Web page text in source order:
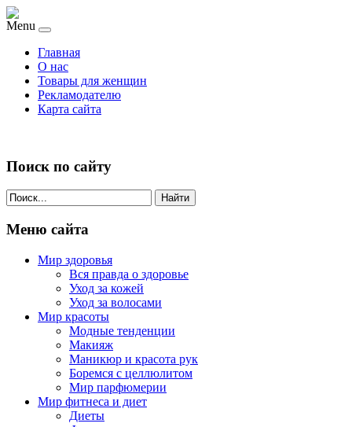
Menu
Главная
О нас
Товары для женщин
Рекламодателю
Карта сайта
Поиск по сайту
Найти
Меню сайта
Мир здоровья
Вся правда о здоровье
Уход за кожей
Уход за волосами
Мир красоты
Модные тенденции
Макияж
Маникюр и красота рук
Боремся с целлюлитом
Мир парфюмерии
Мир фитнеса и диет
Диеты